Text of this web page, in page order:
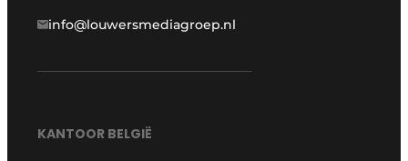
info@louwersmediagroep.nl
KANTOOR BELGIË